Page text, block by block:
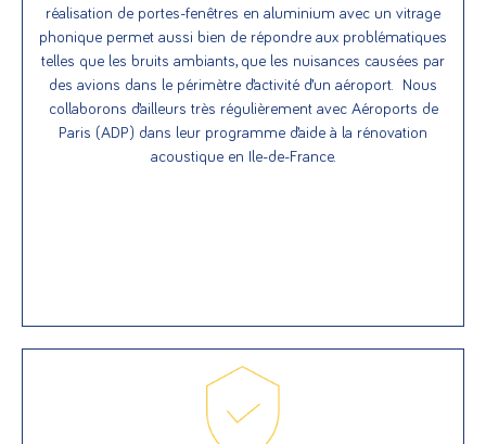
réalisation de portes-fenêtres en aluminium avec un vitrage
phonique permet aussi bien de répondre aux problématiques
telles que les bruits ambiants, que les nuisances causées par
des avions dans le périmètre d’activité d’un aéroport. Nous
collaborons d’ailleurs très régulièrement avec Aéroports de
Paris (ADP) dans leur programme d’aide à la rénovation
acoustique en Ile-de-France.